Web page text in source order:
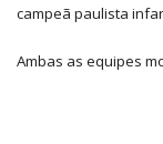
campeã paulista
Ambas as equipes